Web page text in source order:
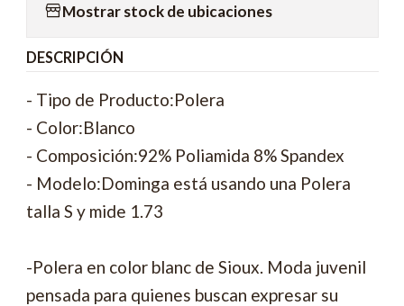
Mostrar stock de ubicaciones
DESCRIPCIÓN
- Tipo de Producto:Polera
- Color:Blanco
- Composición:92% Poliamida 8% Spandex
- Modelo:Dominga está usando una Polera
talla S y mide 1.73
-Polera en color blanc de Sioux. Moda juvenil
pensada para quienes buscan expresar su